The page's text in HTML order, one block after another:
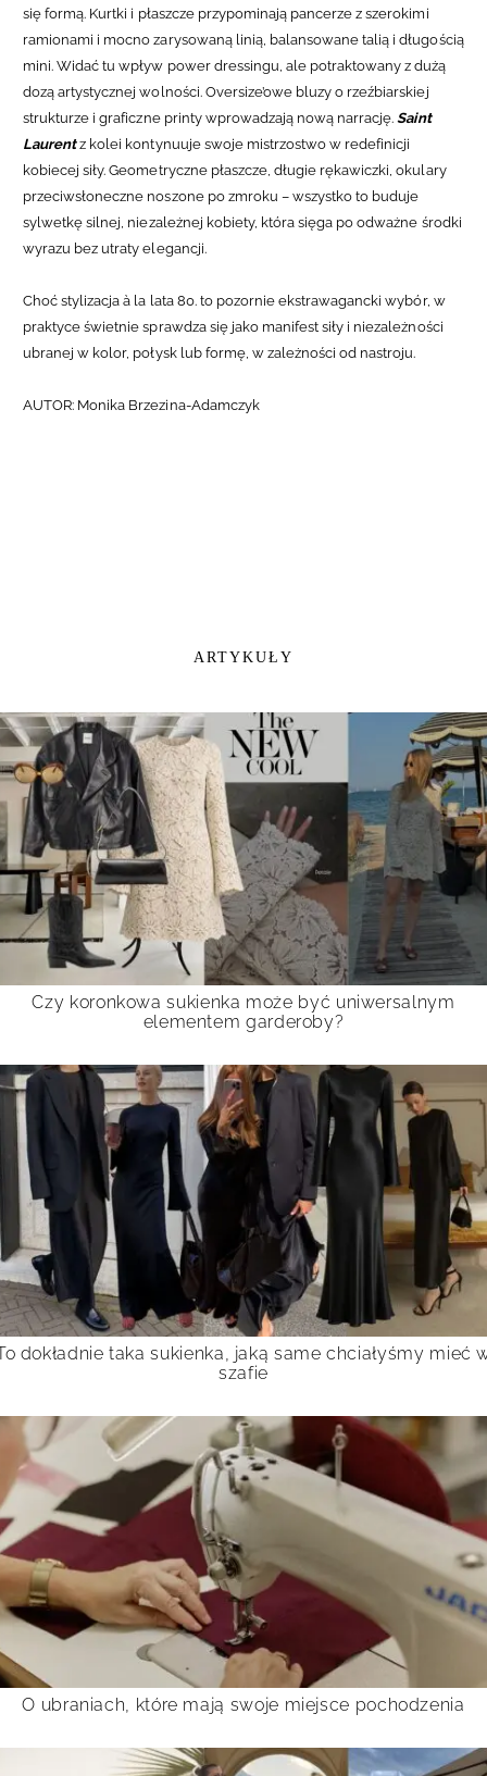
się formą. Kurtki i płaszcze przypominają pancerze z szerokimi
ramionami i mocno zarysowaną linią, balansowane talią i długością
mini. Widać tu wpływ power dressingu, ale potraktowany z dużą
dozą artystycznej wolności. Oversize’owe bluzy o rzeźbiarskiej
strukturze i graficzne printy wprowadzają nową narrację.Saint
Laurent z kolei kontynuuje swoje mistrzostwo w redefinicji
kobiecej siły. Geometryczne płaszcze, długie rękawiczki, okulary
przeciwsłoneczne noszone po zmroku – wszystko to buduje
sylwetkę silnej, niezależnej kobiety, która sięga po odważne środki
wyrazu bez utraty elegancji.
Choć stylizacja à la lata 80. to pozornie ekstrawagancki wybór, w
praktyce świetnie sprawdza się jako manifest siły i niezależności
ubranej w kolor, połysk lub formę, w zależności od nastroju.
AUTOR: Monika Brzezina-Adamczyk
ARTYKUŁY
Czy koronkowa sukienka może być uniwersalnym
elementem garderoby?
dokładnie taka sukienka, jaką same chciałyśmy mieć
szafie
O ubraniach, które mają swoje miejsce pochodzenia